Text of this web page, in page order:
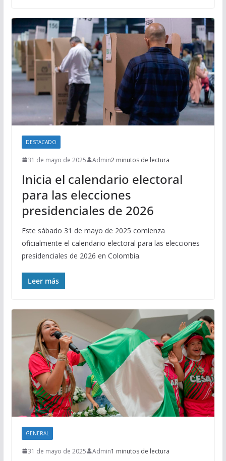
DESTACADO
31 de mayo de 2025 Admin2 minutos de lectura
Inicia el calendario electoral
para las elecciones
presidenciales de 2026
Este sábado 31 de mayo de 2025 comienza
oficialmente el calendario electoral para las elecciones
presidenciales de 2026 en Colombia.
Leer más
GENERAL
31 de mayo de 2025 Admin1 minutos de lectura